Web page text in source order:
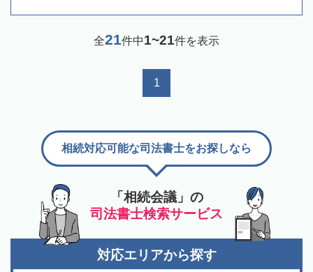
全21件中1~21件を表示
1
「相続会議」の
司法書士検索サービス
相続対応可能な司法書士をお探しなら
対応エリアから探す